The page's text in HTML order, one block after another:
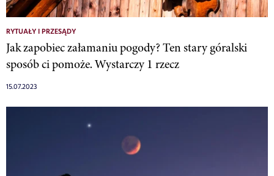
RYTUAŁY I PRZESĄDY
Jak zapobiec załamaniu pogody? Ten stary góralski
sposób ci pomoże. Wystarczy 1 rzecz
15.07.2023